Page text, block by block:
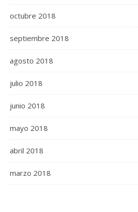
octubre 2018
septiembre 2018
agosto 2018
julio 2018
junio 2018
mayo 2018
abril 2018
marzo 2018